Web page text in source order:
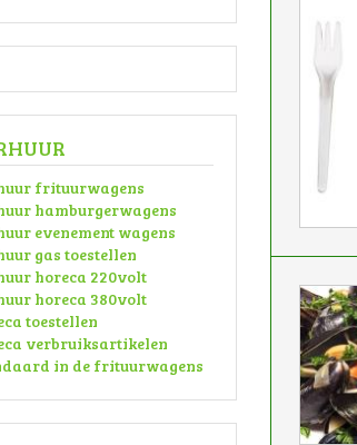
frituurwagens
hamburgerwagens
evenement wagens
gas toestellen
horeca 220volt
horeca 380volt
toestellen
verbruiksartikelen
in de frituurwagens